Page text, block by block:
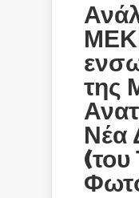
της
Νέα
(του